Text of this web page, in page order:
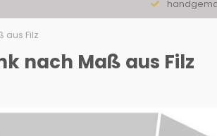
aus Filz
nach Maß aus Filz